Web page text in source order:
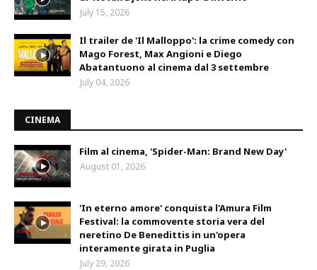
July 15, 2026
Il trailer de 'Il Malloppo': la crime comedy con
Mago Forest, Max Angioni e Diego
Abatantuono al cinema dal 3 settembre
July 04, 2026
CINEMA
Film al cinema, 'Spider-Man: Brand New Day'
August 01, 2026
'In eterno amore' conquista l'Amura Film
Festival: la commovente storia vera del
neretino De Benedittis in un'opera
interamente girata in Puglia
July 29, 2026